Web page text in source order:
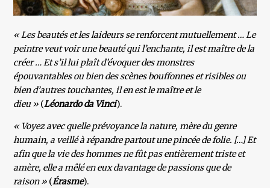
« Les beautés et les laideurs se renforcent mutuellement … Le
peintre veut voir une beauté qui l’enchante, il est maître de la
créer … Et s’il lui plaît d’évoquer des monstres
épouvantables ou bien des scènes bouffonnes et risibles ou
bien d’autres touchantes, il en est le maître et le
dieu » (Léonardo da Vinci).
« Voyez avec quelle prévoyance la nature, mère du genre
humain, a veillé à répandre partout une pincée de folie. […] Et
afin que la vie des hommes ne fût pas entièrement triste et
amère, elle a mêlé en eux davantage de passions que de
raison » (Érasme).